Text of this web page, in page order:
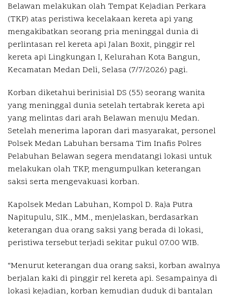
Belawan melakukan olah Tempat Kejadian Perkara
(TKP) atas peristiwa kecelakaan kereta api yang
mengakibatkan seorang pria meninggal dunia di
perlintasan rel kereta api Jalan Boxit, pinggir rel
kereta api Lingkungan I, Kelurahan Kota Bangun,
Kecamatan Medan Deli, Selasa (7/7/2026) pagi.
Korban diketahui berinisial DS (55) seorang wanita
yang meninggal dunia setelah tertabrak kereta api
yang melintas dari arah Belawan menuju Medan.
Setelah menerima laporan dari masyarakat, personel
Polsek Medan Labuhan bersama Tim Inafis Polres
Pelabuhan Belawan segera mendatangi lokasi untuk
melakukan olah TKP, mengumpulkan keterangan
saksi serta mengevakuasi korban.
Kapolsek Medan Labuhan, Kompol D. Raja Putra
Napitupulu, SIK., MM., menjelaskan, berdasarkan
keterangan dua orang saksi yang berada di lokasi,
peristiwa tersebut terjadi sekitar pukul 07.00 WIB.
“Menurut keterangan dua orang saksi, korban awalnya
berjalan kaki di pinggir rel kereta api. Sesampainya di
lokasi kejadian, korban kemudian duduk di bantalan